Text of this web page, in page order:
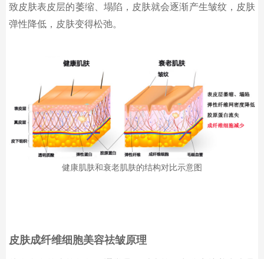
致皮肤表皮层的萎缩、塌陷，皮肤就会逐渐产生皱纹，皮肤
弹性降低，皮肤变得松弛。
健康肌肤和衰老肌肤的结构对比示意图
皮肤成纤维细胞美容祛皱原理